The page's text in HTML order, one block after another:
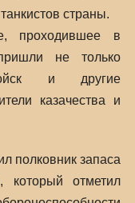
страны.
проходившее в
не только
и другие
казачества и
полковник запаса
отметил